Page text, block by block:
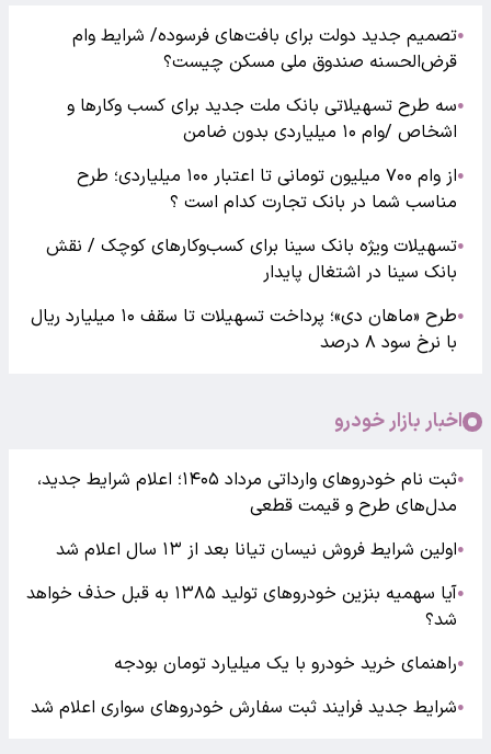
●تصمیم جدید دولت برای بافت‌های فرسوده/ شرایط وام
قرض‌الحسنه صندوق ملی مسکن چیست؟
●سه طرح تسهیلاتی بانک ملت جدید برای کسب وکارها و
اشخاص /وام ۱۰ میلیاردی بدون ضامن
●
از وام ۷۰۰ میلیون تومانی تا اعتبار ۱۰۰ میلیاردی؛ طرح
مناسب شما در بانک تجارت کدام است ؟
●تسهیلات ویژه بانک سینا برای کسب‌وکارهای کوچک / نقش
بانک سینا در اشتغال پایدار
●
طرح «ماهان دی»؛ پرداخت تسهیلات تا سقف ۱۰ میلیارد ریال
با نرخ سود ۸ درصد
اخبار بازار خودرو
●
ثبت نام خودروهای وارداتی مرداد ۱۴۰۵؛ اعلام شرایط جدید،
مدل‌های طرح و قیمت قطعی
●اولین شرایط فروش نیسان تیانا بعد از ۱۳ سال اعلام شد
●
آیا سهمیه بنزین خودروهای تولید ۱۳۸۵ به قبل حذف خواهد
شد؟
●راهنمای خرید خودرو با یک میلیارد تومان بودجه
●شرایط جدید فرایند ثبت سفارش خودروهای سواری اعلام شد